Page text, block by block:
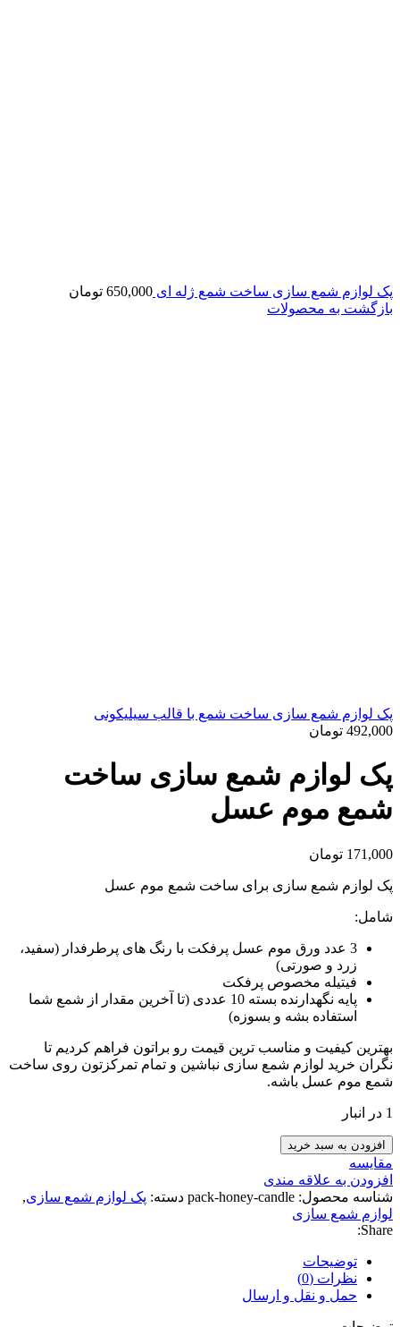
پک لوازم شمع سازی ساخت شمع ژله ای 650,000 تومان
بازگشت به محصولات
پک لوازم شمع سازی ساخت شمع با قالب سیلیکونی
492,000 تومان
پک لوازم شمع سازی ساخت
شمع موم عسل
171,000 تومان
پک لوازم شمع سازی برای ساخت شمع موم عسل
شامل:
3 عدد ورق موم عسل پرفکت با رنگ های پرطرفدار (سفید،
زرد و صورتی)
فیتیله مخصوص پرفکت
پایه نگهدارنده بسته 10 عددی (تا آخرین مقدار از شمع شما
استفاده بشه و بسوزه)
بهترین کیفیت و مناسب ترین قیمت رو براتون فراهم کردیم تا
نگران خرید لوازم شمع سازی نباشین و تمام تمرکزتون روی ساخت
شمع موم عسل باشه.
1 در انبار
افزودن به سبد خرید
مقايسه
افزودن به علاقه مندی
شناسه محصول: pack-honey-candle دسته: پک لوازم شمع سازی,
لوازم شمع سازی
Share:
توضیحات
نظرات (0)
حمل و نقل و ارسال